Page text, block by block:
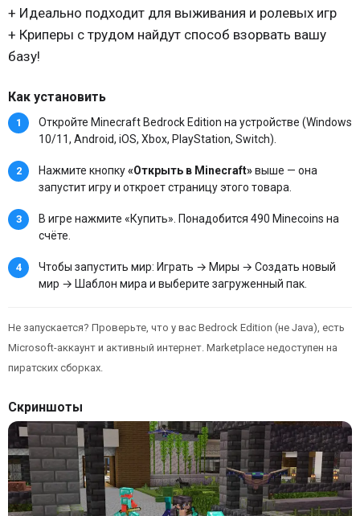
+ Идеально подходит для выживания и ролевых игр
+ Криперы с трудом найдут способ взорвать вашу
базу!
Как установить
Откройте Minecraft Bedrock Edition на устройстве (Windows
10/11, Android, iOS, Xbox, PlayStation, Switch).
Нажмите кнопку«Открыть в Minecraft»выше — она
запустит игру и откроет страницу этого товара.
В игре нажмите «Купить». Понадобится 490 Minecoins на
счёте.
Чтобы запустить мир: Играть → Миры → Создать новый
мир → Шаблон мира и выберите загруженный пак.
Не запускается? Проверьте, что у вас Bedrock Edition (не Java), есть
Microsoft-аккаунт и активный интернет. Marketplace недоступен на
пиратских сборках.
Скриншоты